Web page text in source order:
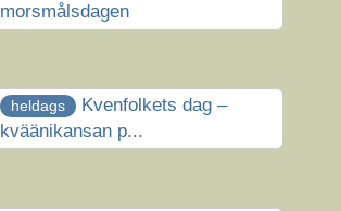
morsmålsdagen
heldags
Kvenfolkets dag –
kväänikansan p...